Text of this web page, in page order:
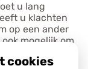
u lang
u klachten
op een ander
mogelijk om
dit is niet voor
cookies